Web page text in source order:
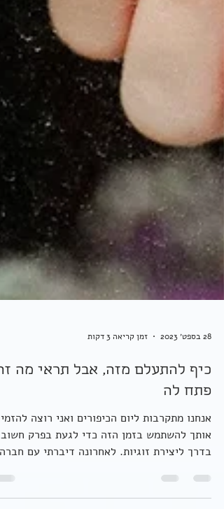
28 בספט׳ 2023 זמן קריאה 3 דקות
כיף להתעלם מזה, אבל תראי מה
פתח לה
אנחנו מתקרבות ליום הכיפורים ואני רוצה
בדרך ליצירת זוגיות. לאחרונה דיברתי עם חברה
שסיפרה...